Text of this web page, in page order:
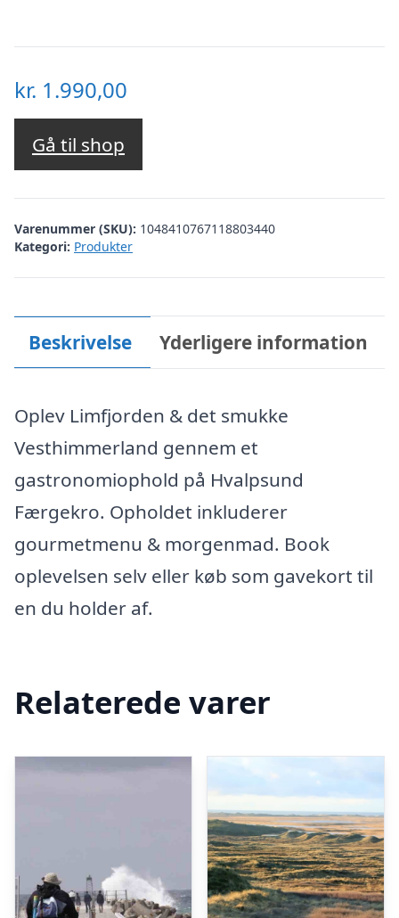
kr. 1.990,00
Gå til shop
Varenummer (SKU): 1048410767118803440
Kategori: Produkter
Beskrivelse Yderligere information
Oplev Limfjorden & det smukke
Vesthimmerland gennem et
gastronomiophold på Hvalpsund
Færgekro. Opholdet inkluderer
gourmetmenu & morgenmad. Book
oplevelsen selv eller køb som gavekort til
en du holder af.
Relaterede varer